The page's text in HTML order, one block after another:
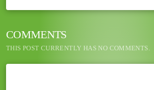
COMMENTS
THIS POST CURRENTLY HAS NO COMMENTS.